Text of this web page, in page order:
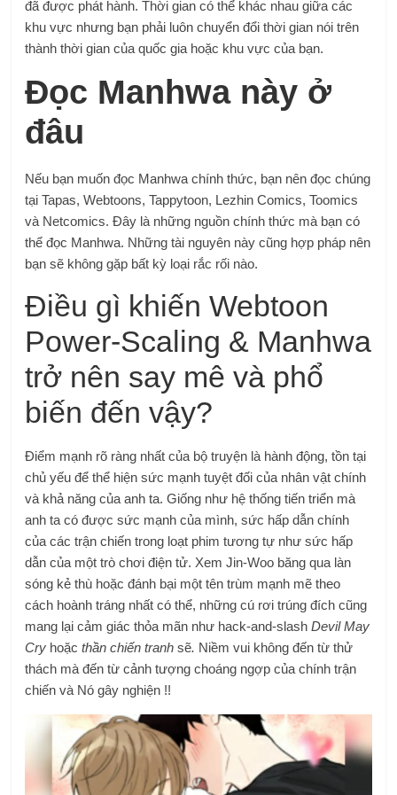
đã được phát hành. Thời gian có thể khác nhau giữa các
khu vực nhưng bạn phải luôn chuyển đổi thời gian nói trên
thành thời gian của quốc gia hoặc khu vực của bạn.
Đọc Manhwa này ở
đâu
Nếu bạn muốn đọc Manhwa chính thức, bạn nên đọc chúng
tại Tapas, Webtoons, Tappytoon, Lezhin Comics, Toomics
và Netcomics. Đây là những nguồn chính thức mà bạn có
thể đọc Manhwa. Những tài nguyên này cũng hợp pháp nên
bạn sẽ không gặp bất kỳ loại rắc rối nào.
Điều gì khiến Webtoon
Power-Scaling & Manhwa
trở nên say mê và phổ
biến đến vậy?
Điểm mạnh rõ ràng nhất của bộ truyện là hành động, tồn tại
chủ yếu để thể hiện sức mạnh tuyệt đối của nhân vật chính
và khả năng của anh ta. Giống như hệ thống tiến triển mà
anh ta có được sức mạnh của mình, sức hấp dẫn chính
của các trận chiến trong loạt phim tương tự như sức hấp
dẫn của một trò chơi điện tử. Xem Jin-Woo băng qua làn
sóng kẻ thù hoặc đánh bại một tên trùm mạnh mẽ theo
cách hoành tráng nhất có thể, những cú rơi trúng đích cũng
mang lại cảm giác thỏa mãn như hack-and-slashDevil May
Cry hoặcthần chiến tranhsẽ. Niềm vui không đến từ thử
thách mà đến từ cảnh tượng choáng ngợp của chính trận
chiến và Nó gây nghiện !!